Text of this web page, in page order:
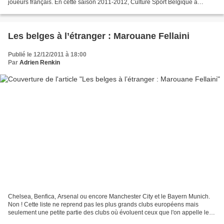
joueurs français. En cette saison 2011-2012, Culture Sport Belgique a
Les belges à l’étranger : Marouane Fellaini
Publié le 12/12/2011 à 18:00
Par Adrien Renkin
Chelsea, Benfica, Arsenal ou encore Manchester City et le Bayern Munich.
Non ! Cette liste ne reprend pas les plus grands clubs européens mais
seulement une petite partie des clubs où évoluent ceux que l'on appelle les